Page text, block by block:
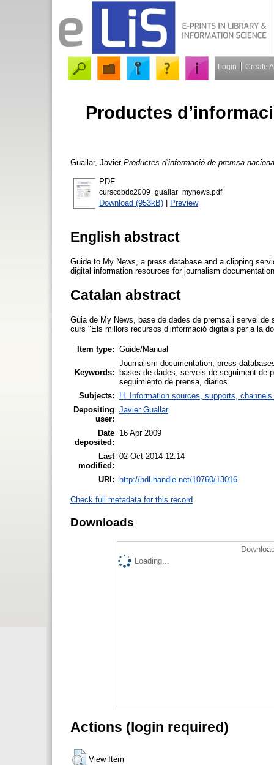
Login Create
Productes
Guallar, Javier Productes d’informació de premsa
PDF
curscobdc2009_guallar_mynews.pdf
Download (953kB) | Preview
English abstract
Guide to My News, a press database and a clipping
digital information resources for journalism
Catalan abstract
Guia de My News, base de dades de premsa i servei
curs "Els millors recursos d’informació digitals per a la
Item type: Guide/Manual
Keywords:
Journalism documentation, press
bases de dades, serveis de seguiment de
seguimiento de prensa, diarios
Subjects:
H. Information sources, supports, channels.
Depositing
user:
Javier Guallar
Date
deposited:
16 Apr 2009
Last
modified:
02 Oct 2014 12:14
URI: http://hdl.handle.net/10760/13016
Check full metadata for this record
Downloads
Loading...
Actions (login required)
View Item